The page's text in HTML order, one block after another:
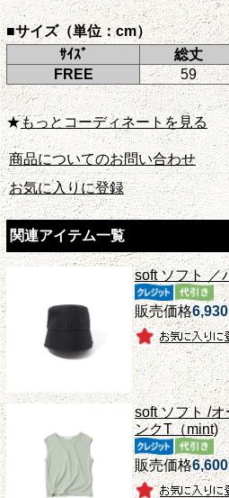
■サイズ（単位：cm）
ｻｲｽﾞ
総丈
FREE
59
★もっとコーディネートを見る
商品についてのお問い合わせ
お気に入りに登録
関連アイテム一覧
soft ソフト ／
販売価格6,930
soft ソフト /
ンクT（mint)
販売価格6,600